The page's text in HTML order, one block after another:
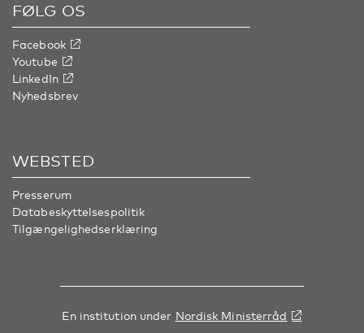
FØLG OS
Facebook
Youtube
LinkedIn
Nyhedsbrev
WEBSTED
Presserum
Databeskyttelsespolitik
Tilgængelighedserklæring
En institution under Nordisk Ministerråd